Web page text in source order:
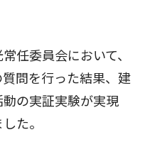
任委員会において、
問を行った結果、建
の実証実験が実現
た。